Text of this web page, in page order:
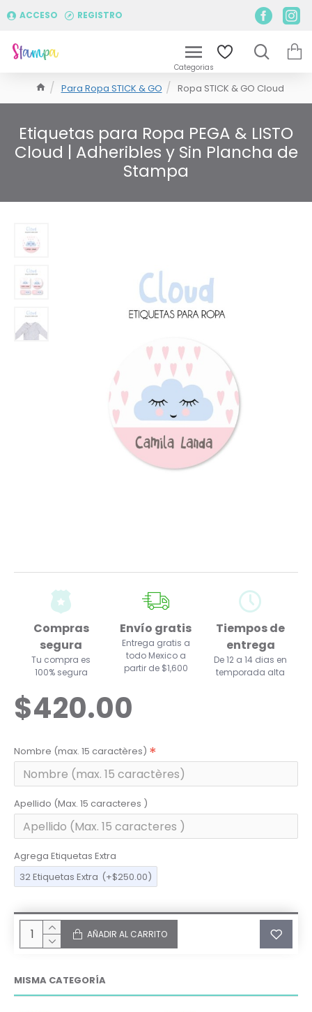
ACCESO REGISTRO
Para Ropa STICK & GO Ropa STICK & GO Cloud
Etiquetas para Ropa PEGA & LISTO
Cloud | Adheribles y Sin Plancha de
Stampa
Compras
segura
Tu compra es
100% segura
Envío gratis
Entrega gratis a
todo Mexico a
partir de $1,600
Tiempos de
entrega
De 12 a 14 dias en
temporada alta
$420.00
Nombre (max. 15 caractères)
Apellido (Max. 15 caracteres )
Agrega Etiquetas Extra
32 Etiquetas Extra (+$250.00)
AÑADIR AL CARRITO
MISMA CATEGORÍA